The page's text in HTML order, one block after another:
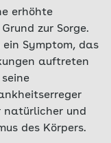
erhöhte
zur Sorge.
Symptom, das
auftreten
natürlicher und
des Körpers.